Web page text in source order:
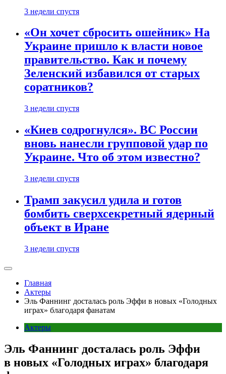
3 недели спустя
«Он хочет сбросить ошейник» На
Украине пришло к власти новое
правительство. Как и почему
Зеленский избавился от старых
соратников?
3 недели спустя
«Киев содрогнулся». ВС России
вновь нанесли групповой удар по
Украине. Что об этом известно?
3 недели спустя
Трамп закусил удила и готов
бомбить сверхсекретный ядерный
объект в Иране
3 недели спустя
Главная
Актеры
Эль Фаннинг досталась роль Эффи в новых «Голодных
играх» благодаря фанатам
Актеры
Эль Фаннинг досталась роль Эффи
в новых «Голодных играх» благодаря